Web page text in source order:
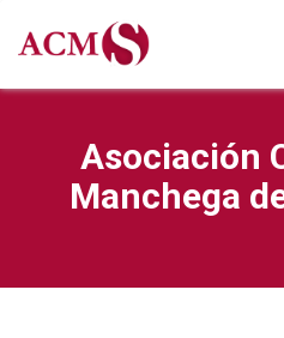
Asociación
Manchega